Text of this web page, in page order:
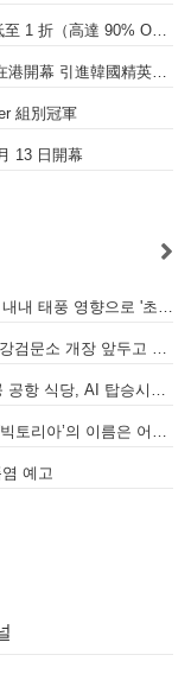
尖沙咀名牌 Outlets J.OUTLET 限時震撼優惠 低至 1 折（高達 90% OFF）
【K-芭蕾風靡世界】 JB Studio and Company 在港開幕 引進韓國精英芭蕾教育系統
組別冠軍
13 日開幕
[홍콩날씨] 37도 살인 더위 덮친다... 홍콩, 주말 내내 태풍 영향으로 '초비상'
[홍콩교통] 1,000명 대거 동원...홍콩 정부, 신황강검문소 개장 앞두고 실전 훈련 돌입
[홍콩공항] "비행기 놓칠까 봐 조마조마?"…홍콩 공항 식당, AI 탑승시간 계산해 메뉴 추천해 준다
빅토리아 하버, 빅토리아 피크, 빅토리아 파크. '빅토리아’의 이름은 어떻게 온 걸까? - [이승권 원장의 생활칼럼]
예고